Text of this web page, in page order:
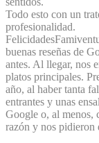
Todo esto con un
profesionalidad.
Felicidades
buenas reseñas de
antes. Al llegar, nos
platos principales.
año, al haber tanta
entrantes y unas
Google o, al menos,
razón y nos pidieron